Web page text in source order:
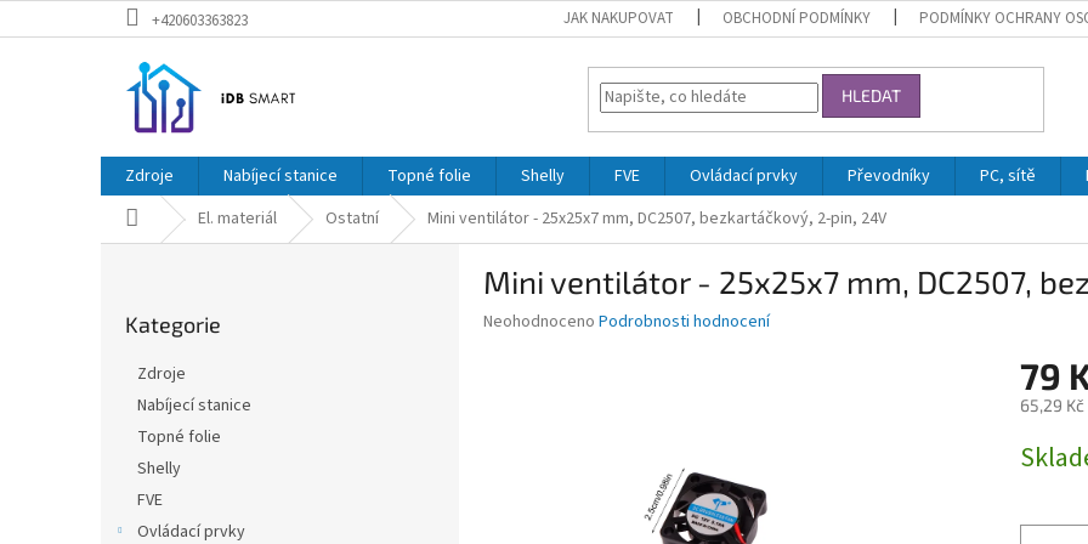
na
+420603363823 JAK NAKUPOVAT OBCHODNÍ PODMÍNKY PODMÍNKY OCHRANY
HLEDAT
Zdroje Nabíjecí stanice Topné folie Shelly FVE Ovládací prvky Převodníky PC, sítě
Domů El. materiál Ostatní Mini ventilátor - 25x25x7 mm, DC2507, bezkartáčkový, 2-pin, 24V
kategorie
Kategorie
Zdroje
Nabíjecí stanice
Topné folie
Shelly
FVE
Ovládací prvky
Mini ventilátor - 25x25x7 mm, DC2507,
Průměrné
Neohodnoceno Podrobnosti hodnocení
79
65,29 Kč
cena: